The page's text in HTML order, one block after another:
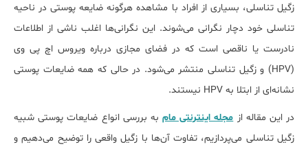
زگیل تناسلی، بسیاری از افراد با مشاهده هرگونه ضایعه پوستی در ناحیه
تناسلی خود دچار نگرانی می‌شوند. این نگرانی‌ها اغلب ناشی از اطلاعات
نادرست یا ناقصی است که در فضای مجازی درباره ویروس اچ پی وی
(HPV) و زگیل تناسلی منتشر می‌شود. در حالی که همه ضایعات پوستی
نشانه‌ای از ابتلا به HPV نیستند.
در این مقاله از مجله اینترنتی مام به بررسی انواع ضایعات پوستی شبیه
زگیل تناسلی می‌پردازیم، تفاوت آن‌ها با زگیل واقعی را توضیح می‌دهیم و